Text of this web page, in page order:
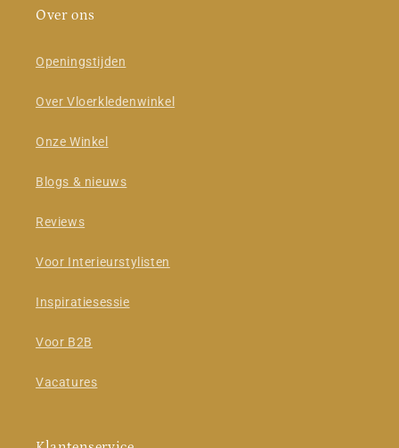
Over ons
Openingstijden
Over Vloerkledenwinkel
Onze Winkel
Blogs & nieuws
Reviews
Voor Interieurstylisten
Inspiratiesessie
Voor B2B
Vacatures